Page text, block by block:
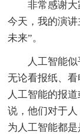
非常感谢大家
今天，我的演
未来”。
人工智能似
无论看报纸、
人工智能的报
说，他们对于
为人工智能都